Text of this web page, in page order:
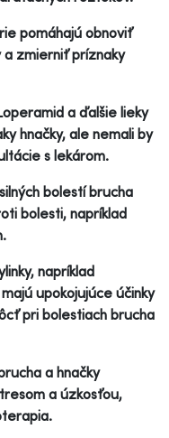
pomáhajú obnoviť
zmierniť príznaky
a ďalšie lieky
hnačky, ale nemali by
s lekárom.
bolestí brucha
bolesti, napríklad
napríklad
upokojujúce účinky
pri bolestiach brucha
a hnačky
a úzkosťou,